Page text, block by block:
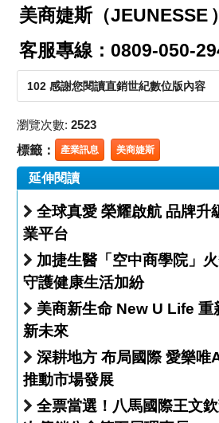
美商婕斯（JEUNESSE ）
客服專線：0809-050-
102 感謝您閱讀直銷世紀數位版內容
瀏覽次數: 2523
標籤： 產業訊息 美商婕斯
延伸閱讀
全球真愛 榮耀啟航 品牌升級 打造新世代事
業平台
加捷生醫「空中商學院」火熱開跑
守護健康生活加紛
美商新生命 New U Life 重新定義膠原蛋白
新未來
深耕地方 布局國際 愛樂唯Alfawise「雙軌」
推動市場發展
全票當選！八馬國際王文